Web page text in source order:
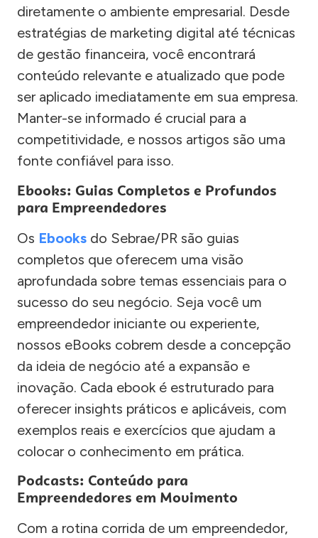
diretamente o ambiente empresarial. Desde
estratégias de marketing digital até técnicas
de gestão financeira, você encontrará
conteúdo relevante e atualizado que pode
ser aplicado imediatamente em sua empresa.
Manter-se informado é crucial para a
competitividade, e nossos artigos são uma
fonte confiável para isso.
Ebooks: Guias Completos e Profundos
para Empreendedores
Os Ebooks do Sebrae/PR são guias
completos que oferecem uma visão
aprofundada sobre temas essenciais para o
sucesso do seu negócio. Seja você um
empreendedor iniciante ou experiente,
nossos eBooks cobrem desde a concepção
da ideia de negócio até a expansão e
inovação. Cada ebook é estruturado para
oferecer insights práticos e aplicáveis, com
exemplos reais e exercícios que ajudam a
colocar o conhecimento em prática.
Podcasts: Conteúdo para
Empreendedores em Movimento
Com a rotina corrida de um empreendedor,